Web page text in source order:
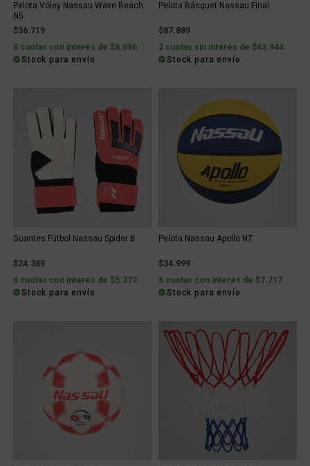
Pelota Vóley Nassau Wave Beach
N5
$36.719
6 cuotas con interés de $8.096
Stock para envío
Pelota Básquet Nassau Final
$87.889
2 cuotas sin interés de $43.944
Stock para envío
Guantes Fútbol Nassau Spider 8
$24.369
6 cuotas con interés de $5.373
Stock para envío
Pelota Nassau Apollo N7
$34.999
6 cuotas con interés de $7.717
Stock para envío